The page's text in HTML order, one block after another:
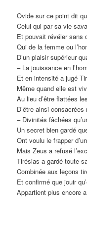
Ovide sur ce point dit
Celui qui par sa vie
Et pouvait révéler sans
Qui de la femme ou
D’un plaisir supérieur
– La jouissance en
Et en intensité a jugé
Même quand elle est
Au lieu d’être flattées
D’être ainsi
– Divinités fâchées
Un secret bien gardé
Ont voulu le frapper
Mais Zeus a refusé
Tirésias a gardé toute
Combinée aux leçons
Et confirmé que jouir
Appartient plus encore